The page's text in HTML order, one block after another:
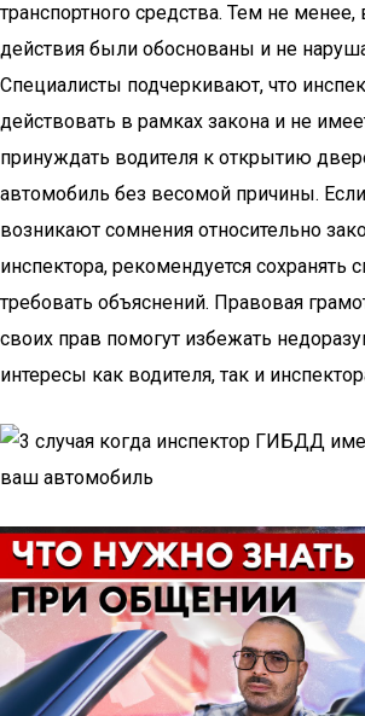
транспортного средства. Тем не
действия были обоснованы и не
Специалисты подчеркивают, что
действовать в рамках закона и не
принуждать водителя к открытию
автомобиль без весомой причины.
возникают сомнения относительно
инспектора, рекомендуется сохранять
требовать объяснений. Правовая
своих прав помогут избежать
интересы как водителя, так и